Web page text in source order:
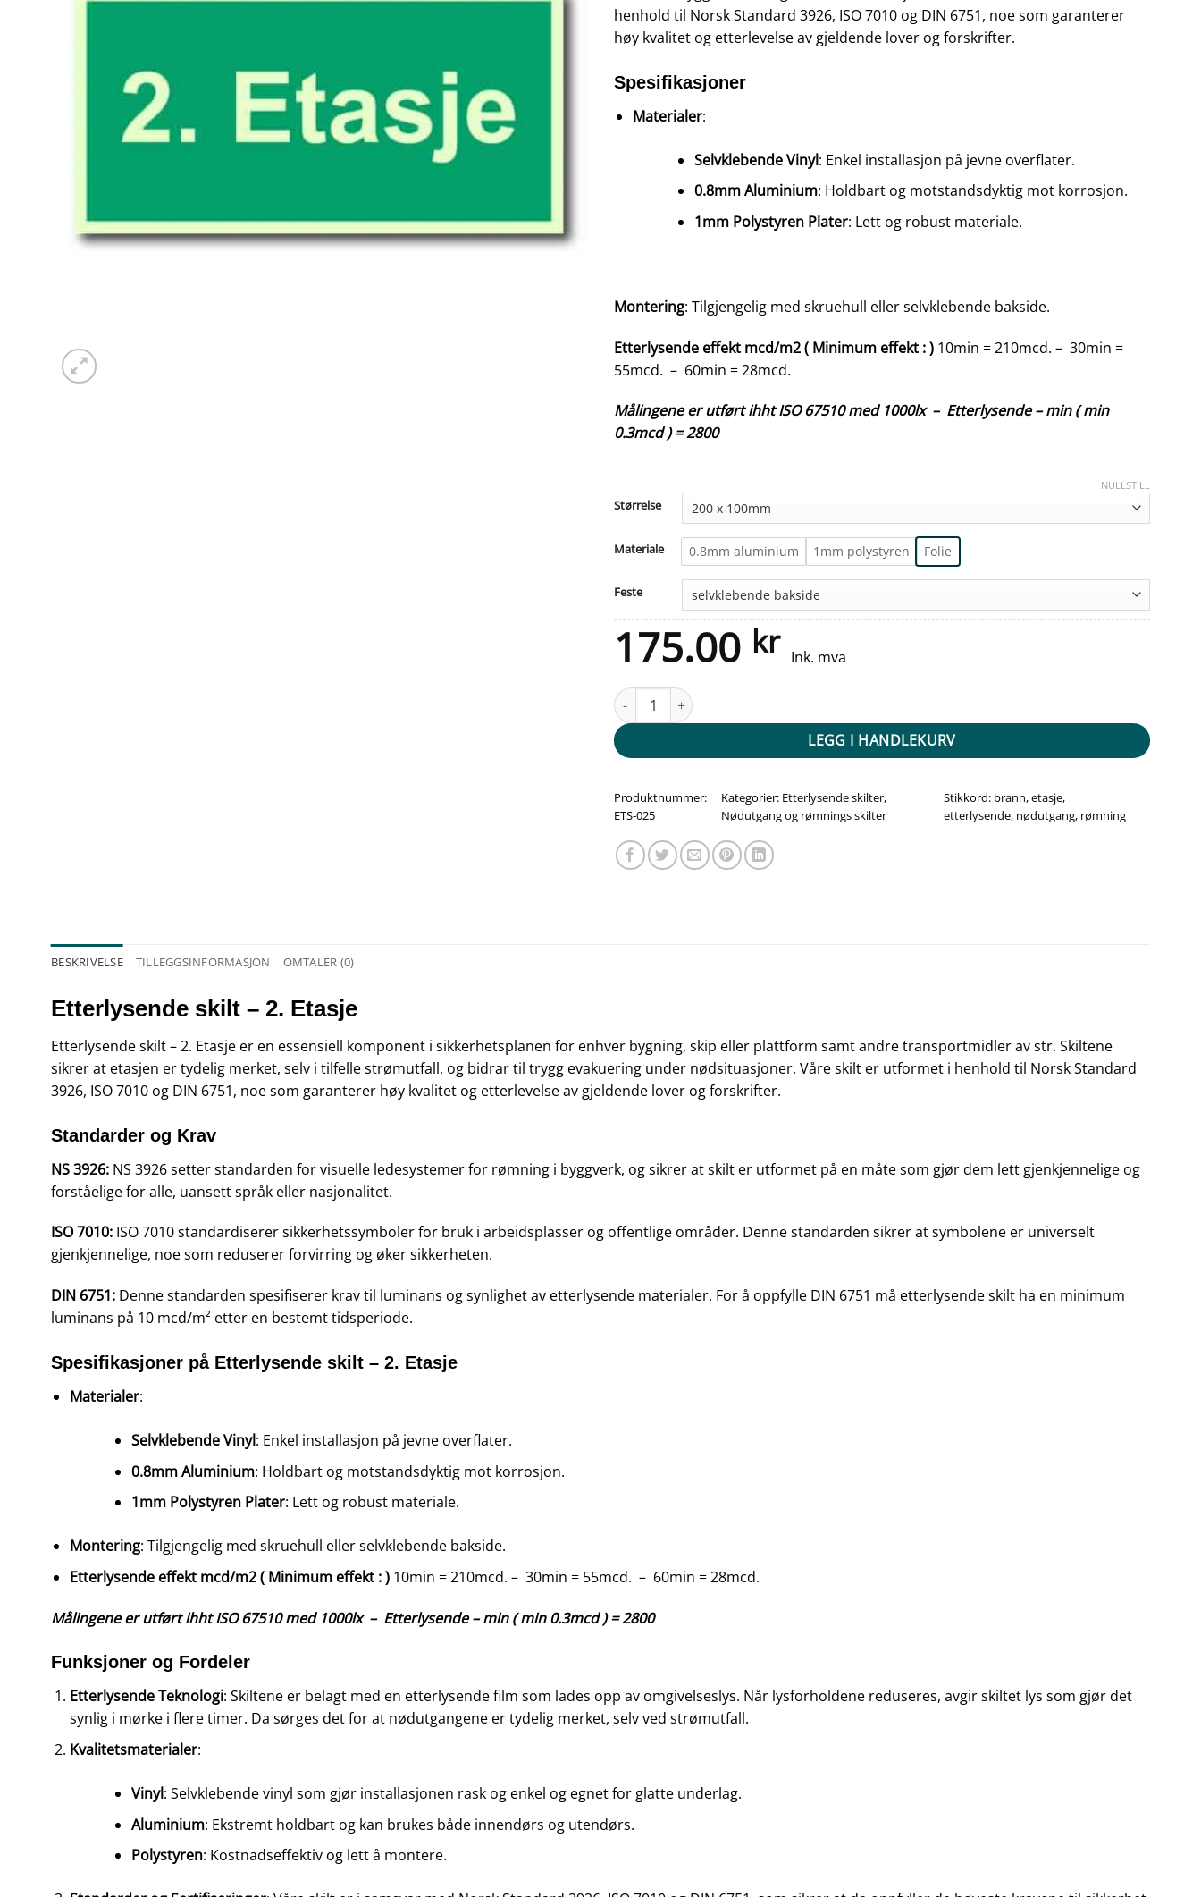
henhold til Norsk Standard 3926, ISO 7010 og DIN 6751, noe som garanterer
høy kvalitet og etterlevelse av gjeldende lover og forskrifter.
Spesifikasjoner
Materialer:
Selvklebende Vinyl: Enkel installasjon på jevne overflater.
0.8mm Aluminium: Holdbart og motstandsdyktig mot korrosjon.
1mm Polystyren Plater: Lett og robust materiale.
Montering: Tilgjengelig med skruehull eller selvklebende bakside.
Etterlysende effekt mcd/m2 ( Minimum effekt : ) 10min = 210mcd. – 30min =
55mcd. – 60min = 28mcd.
Målingene er utført ihht ISO 67510 med 1000lx – Etterlysende – min ( min
0.3mcd ) = 2800
Størrelse
Materiale 0.8mm aluminium 1mm polystyren Folie
Feste
NULLSTILL
175.00 kr Ink. mva
Etterlysende skilt - 2. Etasje antall
LEGG I HANDLEKURV
Produktnummer:
ETS-025
Kategorier: Etterlysende skilter,
Nødutgang og rømnings skilter
Stikkord: brann,etasje,
etterlysende, nødutgang, rømning
BESKRIVELSE TILLEGGSINFORMASJON OMTALER (0)
Etterlysende skilt – 2. Etasje
Etterlysende skilt – 2. Etasje er en essensiell komponent i sikkerhetsplanen for enhver bygning, skip eller plattform samt andre transportmidler av str. Skiltene
sikrer at etasjen er tydelig merket, selv i tilfelle strømutfall, og bidrar til trygg evakuering under nødsituasjoner. Våre skilt er utformet i henhold til Norsk Standard
3926, ISO 7010 og DIN 6751, noe som garanterer høy kvalitet og etterlevelse av gjeldende lover og forskrifter.
Standarder og Krav
NS 3926: NS 3926 setter standarden for visuelle ledesystemer for rømning i byggverk, og sikrer at skilt er utformet på en måte som gjør dem lett gjenkjennelige og
forståelige for alle, uansett språk eller nasjonalitet.
ISO 7010: ISO 7010 standardiserer sikkerhetssymboler for bruk i arbeidsplasser og offentlige områder. Denne standarden sikrer at symbolene er universelt
gjenkjennelige, noe som reduserer forvirring og øker sikkerheten.
DIN 6751: Denne standarden spesifiserer krav til luminans og synlighet av etterlysende materialer. For å oppfylle DIN 6751 må etterlysende skilt ha en minimum
luminans på 10 mcd/m² etter en bestemt tidsperiode.
Spesifikasjoner på Etterlysende skilt – 2. Etasje
Materialer:
Selvklebende Vinyl: Enkel installasjon på jevne overflater.
0.8mm Aluminium: Holdbart og motstandsdyktig mot korrosjon.
1mm Polystyren Plater: Lett og robust materiale.
Montering: Tilgjengelig med skruehull eller selvklebende bakside.
Etterlysende effekt mcd/m2 ( Minimum effekt : ) 10min = 210mcd. – 30min = 55mcd. – 60min = 28mcd.
Målingene er utført ihht ISO 67510 med 1000lx – Etterlysende – min ( min 0.3mcd ) = 2800
Funksjoner og Fordeler
Etterlysende Teknologi: Skiltene er belagt med en etterlysende film som lades opp av omgivelseslys. Når lysforholdene reduseres, avgir skiltet lys som gjør det
synlig i mørke i flere timer. Da sørges det for at nødutgangene er tydelig merket, selv ved strømutfall.
Kvalitetsmaterialer:
Vinyl: Selvklebende vinyl som gjør installasjonen rask og enkel og egnet for glatte underlag.
Aluminium: Ekstremt holdbart og kan brukes både innendørs og utendørs.
Polystyren: Kostnadseffektiv og lett å montere.